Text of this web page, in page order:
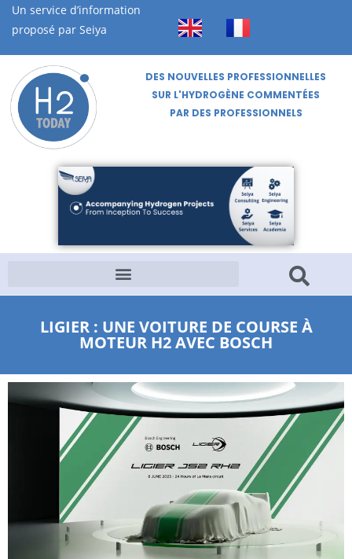
Un service d’information
proposé par Seiya
DES NOUVELLES PROFESSIONNELLES
SUR L'HYDROGÈNE COMMENTÉES
PAR DES PROFESSIONNELS
LIGIER : UNE VOITURE DE COURSE À
MOTEUR H2 AVEC BOSCH